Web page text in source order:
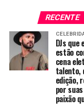
RECENTE
DJs
estão
cena
talento,
edição,
por
paixão